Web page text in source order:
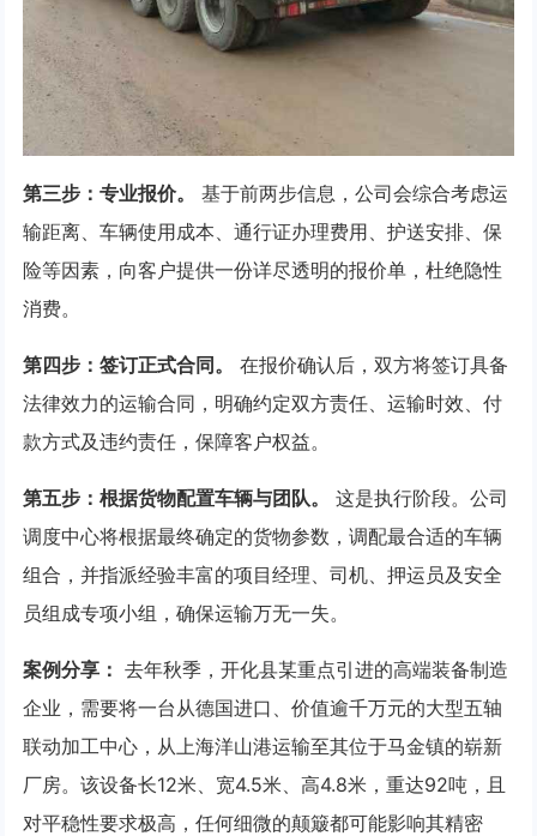
第三步：专业报价。
基于前两步信息，公司会综合考虑运
输距离、车辆使用成本、通行证办理费用、护送安排、保
险等因素，向客户提供一份详尽透明的报价单，杜绝隐性
消费。
第四步：签订正式合同。
在报价确认后，双方将签订具备
法律效力的运输合同，明确约定双方责任、运输时效、付
款方式及违约责任，保障客户权益。
第五步：根据货物配置车辆与团队。
这是执行阶段。公司
调度中心将根据最终确定的货物参数，调配最合适的车辆
组合，并指派经验丰富的项目经理、司机、押运员及安全
员组成专项小组，确保运输万无一失。
案例分享： 去年秋季，开化县某重点引进的高端装备制造
企业，需要将一台从德国进口、价值逾千万元的大型五轴
联动加工中心，从上海洋山港运输至其位于马金镇的崭新
厂房。该设备长12米、宽4.5米、高4.8米，重达92吨，且
对平稳性要求极高，任何细微的颠簸都可能影响其精密